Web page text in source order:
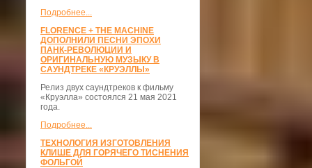
Подробнее...
FLORENCE + THE MACHINE
ДОПОЛНИЛИ ПЕСНИ ЭПОХИ
ПАНК-РЕВОЛЮЦИИ И
ОРИГИНАЛЬНУЮ МУЗЫКУ В
САУНДТРЕКЕ «КРУЭЛЛЫ»
Релиз двух саундтреков к фильму
«Круэлла» состоялся 21 мая 2021
года.
Подробнее...
ТЕХНОЛОГИЯ ИЗГОТОВЛЕНИЯ
КЛИШЕ ДЛЯ ГОРЯЧЕГО ТИСНЕНИЯ
ФОЛЬГОЙ